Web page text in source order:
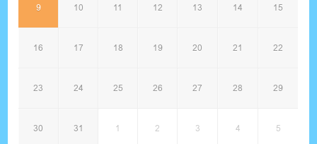
9 10 11 12 13 14 15
16 17 18 19 20 21 22
23 24 25 26 27 28 29
30 31 1 2 3 4 5